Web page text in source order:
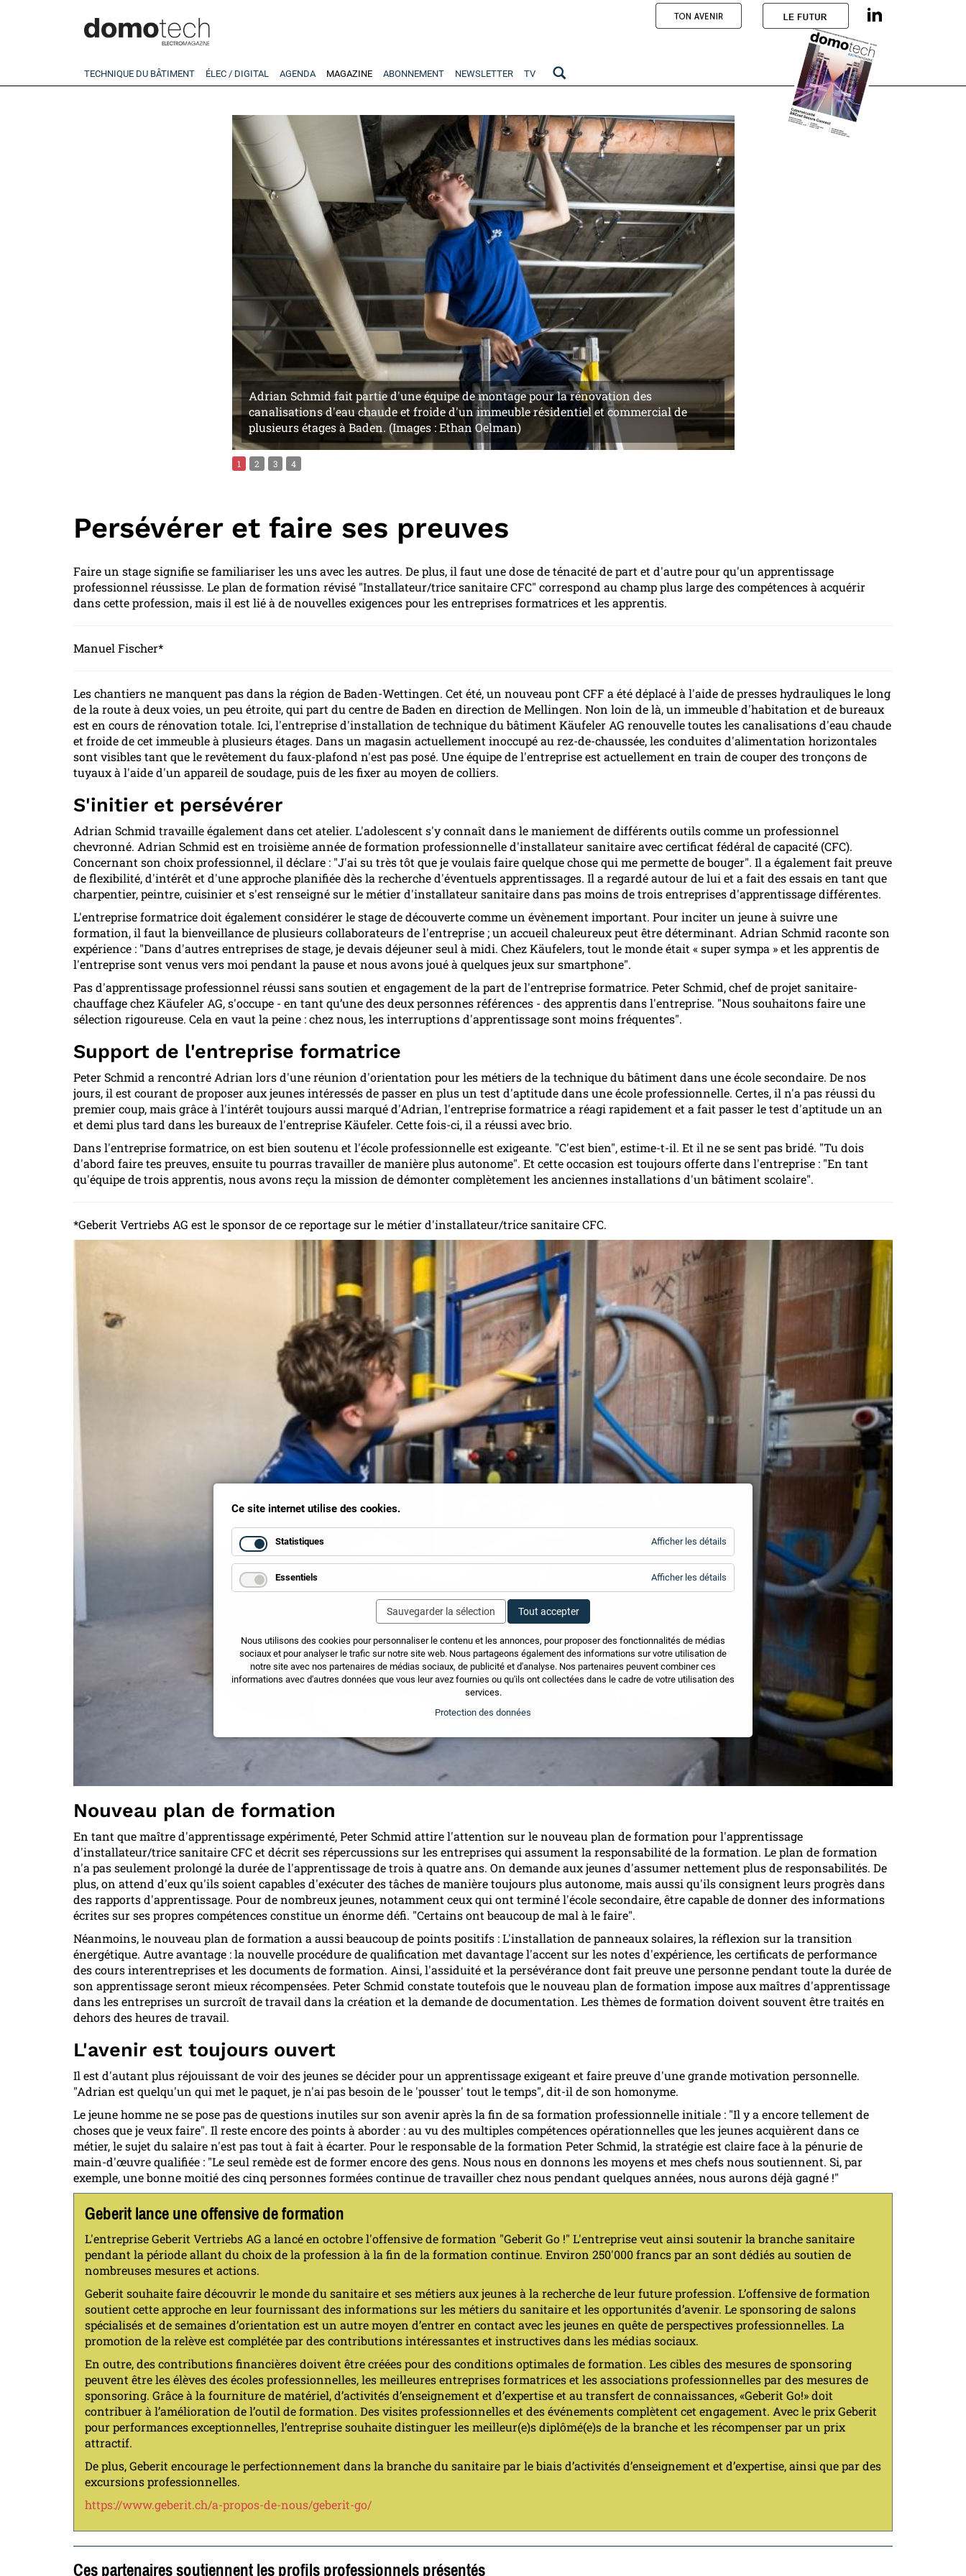
TECHNIQUE DU BÂTIMENT ÉLEC / DIGITAL AGENDA MAGAZINE ABONNEMENT NEWSLETTER TV
Adrian Schmid fait partie d'une équipe de montage pour la rénovation des
canalisations d'eau chaude et froide d'un immeuble résidentiel et commercial de
plusieurs étages à Baden. (Images : Ethan Oelman)
1 2 3 4
Persévérer et faire ses preuves
Faire un stage signifie se familiariser les uns avec les autres. De plus, il faut une dose de ténacité de part et d'autre pour qu'un apprentissage
professionnel réussisse. Le plan de formation révisé "Installateur/trice sanitaire CFC" correspond au champ plus large des compétences à acquérir
dans cette profession, mais il est lié à de nouvelles exigences pour les entreprises formatrices et les apprentis.
Manuel Fischer*
Les chantiers ne manquent pas dans la région de Baden-Wettingen. Cet été, un nouveau pont CFF a été déplacé à l'aide de presses hydrauliques le long
de la route à deux voies, un peu étroite, qui part du centre de Baden en direction de Mellingen. Non loin de là, un immeuble d'habitation et de bureaux
est en cours de rénovation totale. Ici, l'entreprise d'installation de technique du bâtiment Käufeler AG renouvelle toutes les canalisations d'eau chaude
et froide de cet immeuble à plusieurs étages. Dans un magasin actuellement inoccupé au rez-de-chaussée, les conduites d'alimentation horizontales
sont visibles tant que le revêtement du faux-plafond n'est pas posé. Une équipe de l'entreprise est actuellement en train de couper des tronçons de
tuyaux à l'aide d'un appareil de soudage, puis de les fixer au moyen de colliers.
S'initier et persévérer
Adrian Schmid travaille également dans cet atelier. L'adolescent s'y connaît dans le maniement de différents outils comme un professionnel
chevronné. Adrian Schmid est en troisième année de formation professionnelle d'installateur sanitaire avec certificat fédéral de capacité (CFC).
Concernant son choix professionnel, il déclare : "J'ai su très tôt que je voulais faire quelque chose qui me permette de bouger". Il a également fait preuve
de flexibilité, d'intérêt et d'une approche planifiée dès la recherche d'éventuels apprentissages. Il a regardé autour de lui et a fait des essais en tant que
charpentier, peintre, cuisinier et s'est renseigné sur le métier d'installateur sanitaire dans pas moins de trois entreprises d'apprentissage différentes.
L'entreprise formatrice doit également considérer le stage de découverte comme un évènement important. Pour inciter un jeune à suivre une
formation, il faut la bienveillance de plusieurs collaborateurs de l'entreprise ; un accueil chaleureux peut être déterminant. Adrian Schmid raconte son
expérience : "Dans d'autres entreprises de stage, je devais déjeuner seul à midi. Chez Käufelers, tout le monde était « super sympa » et les apprentis de
l'entreprise sont venus vers moi pendant la pause et nous avons joué à quelques jeux sur smartphone".
Pas d'apprentissage professionnel réussi sans soutien et engagement de la part de l'entreprise formatrice. Peter Schmid, chef de projet sanitaire-
chauffage chez Käufeler AG, s'occupe - en tant qu’une des deux personnes références - des apprentis dans l'entreprise. "Nous souhaitons faire une
sélection rigoureuse. Cela en vaut la peine : chez nous, les interruptions d'apprentissage sont moins fréquentes".
Support de l'entreprise formatrice
Peter Schmid a rencontré Adrian lors d'une réunion d'orientation pour les métiers de la technique du bâtiment dans une école secondaire. De nos
jours, il est courant de proposer aux jeunes intéressés de passer en plus un test d'aptitude dans une école professionnelle. Certes, il n'a pas réussi du
premier coup, mais grâce à l'intérêt toujours aussi marqué d'Adrian, l'entreprise formatrice a réagi rapidement et a fait passer le test d'aptitude un an
et demi plus tard dans les bureaux de l'entreprise Käufeler. Cette fois-ci, il a réussi avec brio.
Dans l'entreprise formatrice, on est bien soutenu et l'école professionnelle est exigeante. "C'est bien", estime-t-il. Et il ne se sent pas bridé. "Tu dois
d'abord faire tes preuves, ensuite tu pourras travailler de manière plus autonome". Et cette occasion est toujours offerte dans l'entreprise : "En tant
qu'équipe de trois apprentis, nous avons reçu la mission de démonter complètement les anciennes installations d'un bâtiment scolaire".
*Geberit Vertriebs AG est le sponsor de ce reportage sur le métier d'installateur/trice sanitaire CFC.
Nouveau plan de formation
En tant que maître d'apprentissage expérimenté, Peter Schmid attire l'attention sur le nouveau plan de formation pour l'apprentissage
d'installateur/trice sanitaire CFC et décrit ses répercussions sur les entreprises qui assument la responsabilité de la formation. Le plan de formation
n'a pas seulement prolongé la durée de l'apprentissage de trois à quatre ans. On demande aux jeunes d'assumer nettement plus de responsabilités. De
plus, on attend d'eux qu'ils soient capables d'exécuter des tâches de manière toujours plus autonome, mais aussi qu'ils consignent leurs progrès dans
des rapports d'apprentissage. Pour de nombreux jeunes, notamment ceux qui ont terminé l'école secondaire, être capable de donner des informations
écrites sur ses propres compétences constitue un énorme défi. "Certains ont beaucoup de mal à le faire".
Néanmoins, le nouveau plan de formation a aussi beaucoup de points positifs : L'installation de panneaux solaires, la réflexion sur la transition
énergétique. Autre avantage : la nouvelle procédure de qualification met davantage l'accent sur les notes d'expérience, les certificats de performance
des cours interentreprises et les documents de formation. Ainsi, l'assiduité et la persévérance dont fait preuve une personne pendant toute la durée de
son apprentissage seront mieux récompensées. Peter Schmid constate toutefois que le nouveau plan de formation impose aux maîtres d'apprentissage
dans les entreprises un surcroît de travail dans la création et la demande de documentation. Les thèmes de formation doivent souvent être traités en
dehors des heures de travail.
L'avenir est toujours ouvert
Il est d'autant plus réjouissant de voir des jeunes se décider pour un apprentissage exigeant et faire preuve d'une grande motivation personnelle.
"Adrian est quelqu'un qui met le paquet, je n'ai pas besoin de le 'pousser' tout le temps", dit-il de son homonyme.
Le jeune homme ne se pose pas de questions inutiles sur son avenir après la fin de sa formation professionnelle initiale : "Il y a encore tellement de
choses que je veux faire". Il reste encore des points à aborder : au vu des multiples compétences opérationnelles que les jeunes acquièrent dans ce
métier, le sujet du salaire n'est pas tout à fait à écarter. Pour le responsable de la formation Peter Schmid, la stratégie est claire face à la pénurie de
main-d'œuvre qualifiée : "Le seul remède est de former encore des gens. Nous nous en donnons les moyens et mes chefs nous soutiennent. Si, par
exemple, une bonne moitié des cinq personnes formées continue de travailler chez nous pendant quelques années, nous aurons déjà gagné !"
Geberit lance une offensive de formation
L'entreprise Geberit Vertriebs AG a lancé en octobre l'offensive de formation "Geberit Go !" L'entreprise veut ainsi soutenir la branche sanitaire
pendant la période allant du choix de la profession à la fin de la formation continue. Environ 250'000 francs par an sont dédiés au soutien de
nombreuses mesures et actions.
Geberit souhaite faire découvrir le monde du sanitaire et ses métiers aux jeunes à la recherche de leur future profession. L’offensive de formation
soutient cette approche en leur fournissant des informations sur les métiers du sanitaire et les opportunités d’avenir. Le sponsoring de salons
spécialisés et de semaines d’orientation est un autre moyen d’entrer en contact avec les jeunes en quête de perspectives professionnelles. La
promotion de la relève est complétée par des contributions intéressantes et instructives dans les médias sociaux.
En outre, des contributions financières doivent être créées pour des conditions optimales de formation. Les cibles des mesures de sponsoring
peuvent être les élèves des écoles professionnelles, les meilleures entreprises formatrices et les associations professionnelles par des mesures de
sponsoring. Grâce à la fourniture de matériel, d’activités d’enseignement et d’expertise et au transfert de connaissances, «Geberit Go!» doit
contribuer à l’amélioration de l’outil de formation. Des visites professionnelles et des événements complètent cet engagement. Avec le prix Geberit
pour performances exceptionnelles, l’entreprise souhaite distinguer les meilleur(e)s diplômé(e)s de la branche et les récompenser par un prix
attractif.
De plus, Geberit encourage le perfectionnement dans la branche du sanitaire par le biais d’activités d’enseignement et d’expertise, ainsi que par des
excursions professionnelles.
https://www.geberit.ch/a-propos-de-nous/geberit-go/
Ces partenaires soutiennent les profils professionnels présentés
Ce site internet utilise des cookies.
Statistiques Afficher les détails
Statistiques
Essentiels Afficher les détails
Essentiels
Sauvegarder la sélection Tout accepter
Nous utilisons des cookies pour personnaliser le contenu et les annonces, pour proposer des fonctionnalités de médias
sociaux et pour analyser le trafic sur notre site web. Nous partageons également des informations sur votre utilisation de
notre site avec nos partenaires de médias sociaux, de publicité et d'analyse. Nos partenaires peuvent combiner ces
informations avec d'autres données que vous leur avez fournies ou qu'ils ont collectées dans le cadre de votre utilisation des
services.
Protection des données